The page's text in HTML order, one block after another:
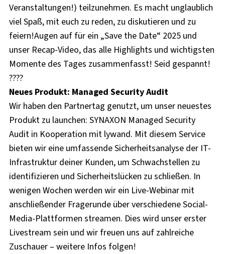
Veranstaltungen!) teilzunehmen. Es macht unglaublich
viel Spaß, mit euch zu reden, zu diskutieren und zu
feiern!Augen auf für ein „Save the Date“ 2025 und
unser Recap-Video, das alle Highlights und wichtigsten
Momente des Tages zusammenfasst! Seid gespannt!
????
Neues Produkt: Managed Security Audit
Wir haben den Partnertag genutzt, um unser neuestes
Produkt zu launchen: SYNAXON Managed Security
Audit in Kooperation mit lywand. Mit diesem Service
bieten wir eine umfassende Sicherheitsanalyse der IT-
Infrastruktur deiner Kunden, um Schwachstellen zu
identifizieren und Sicherheitslücken zu schließen. In
wenigen Wochen werden wir ein Live-Webinar mit
anschließender Fragerunde über verschiedene Social-
Media-Plattformen streamen. Dies wird unser erster
Livestream sein und wir freuen uns auf zahlreiche
Zuschauer – weitere Infos folgen!